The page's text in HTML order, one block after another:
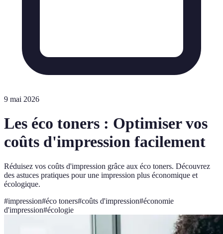
9 mai 2026
Les éco toners : Optimiser vos
coûts d'impression facilement
Réduisez vos coûts d'impression grâce aux éco toners. Découvrez
des astuces pratiques pour une impression plus économique et
écologique.
#impression#éco toners#coûts d'impression#économie
d'impression#écologie